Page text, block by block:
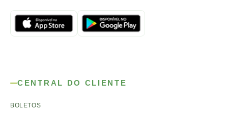
CENTRAL DO CLIENTE
BOLETOS